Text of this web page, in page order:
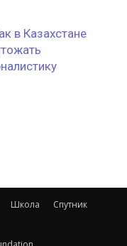
в Казахстане
Школа
Спутник